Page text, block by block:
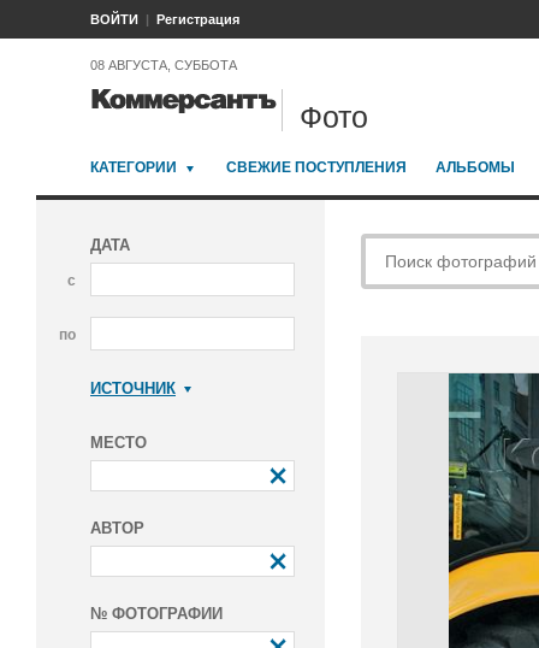
ВОЙТИ Регистрация
08 АВГУСТА, СУББОТА
Фото
КАТЕГОРИИ СВЕЖИЕ ПОСТУПЛЕНИЯ АЛЬБОМЫ
ДАТА
с
по
ИСТОЧНИК
МЕСТО
АВТОР
№ ФОТОГРАФИИ